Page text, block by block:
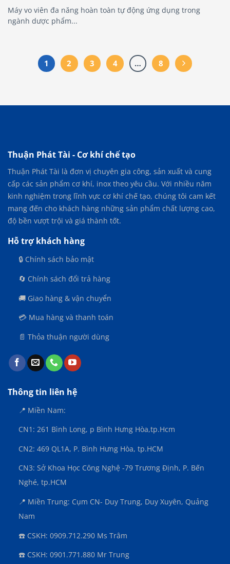
Máy vo viên đa năng hoàn toàn tự động ứng dụng trong
ngành dược phẩm...
1 2 3 4 … 8
Thuận Phát Tài - Cơ khí chế tạo
Thuận Phát Tài là đơn vị chuyên gia công, sản xuất và cung
cấp các sản phẩm cơ khí, inox theo yêu cầu. Với nhiều năm
kinh nghiệm trong lĩnh vực cơ khí chế tạo, chúng tôi cam kết
mang đến cho khách hàng những sản phẩm chất lượng cao,
độ bền vượt trội và giá thành tốt.
Hỗ trợ khách hàng
🔒 Chính sách bảo mật
🔄 Chính sách đổi trả hàng
🚚 Giao hàng & vận chuyển
💳 Mua hàng và thanh toán
📄 Thỏa thuận người dùng
Thông tin liên hệ
📍 Miền Nam:
CN1: 261 Bình Long, p Bình Hưng Hòa,tp.Hcm
CN2: 469 QL1A, P. Bình Hưng Hòa, tp.HCM
CN3: Sở Khoa Học Công Nghệ -79 Trương Định, P. Bến
Nghé, tp.HCM
📍 Miền Trung: Cụm CN- Duy Trung, Duy Xuyên, Quảng
Nam
☎️ CSKH: 0909.712.290 Ms Trâm
☎️ CSKH: 0901.771.880 Mr Trung